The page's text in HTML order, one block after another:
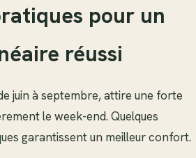
pour un
réussi
juin à septembre, attire une forte
le week-end. Quelques
garantissent un meilleur confort.